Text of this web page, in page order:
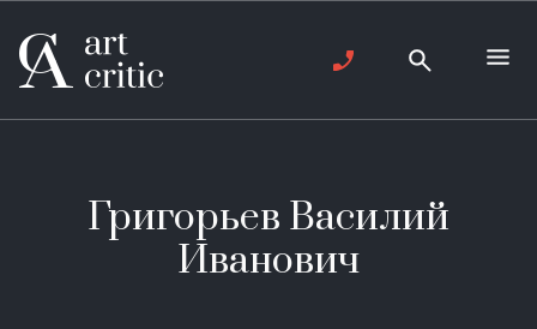
Григорьев Василий
Иванович